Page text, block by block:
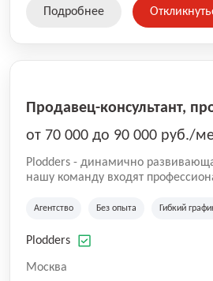
Подробнее
Продавец-консультант,
от 70 000 до 90 000 руб./
Plodders - динамично
нашу команду входят
на рынке аутсорсинга, а
оказываемых услуг.
Агентство Без опыта Гибкий
Plodders
Москва